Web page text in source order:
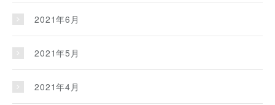
2021年6月
2021年5月
2021年4月